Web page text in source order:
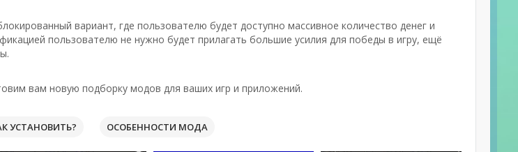
вариант, где пользователю будет доступно массивное количество денег и
пользователю не нужно будет прилагать большие усилия для победы в игру, ещё
вам новую подборку модов для ваших игр и приложений.
УСТАНОВИТЬ? ОСОБЕННОСТИ МОДА